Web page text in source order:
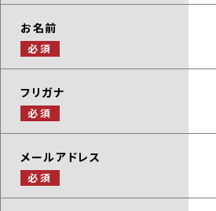
お名前
必須
フリガナ
必須
メールアドレス
必須